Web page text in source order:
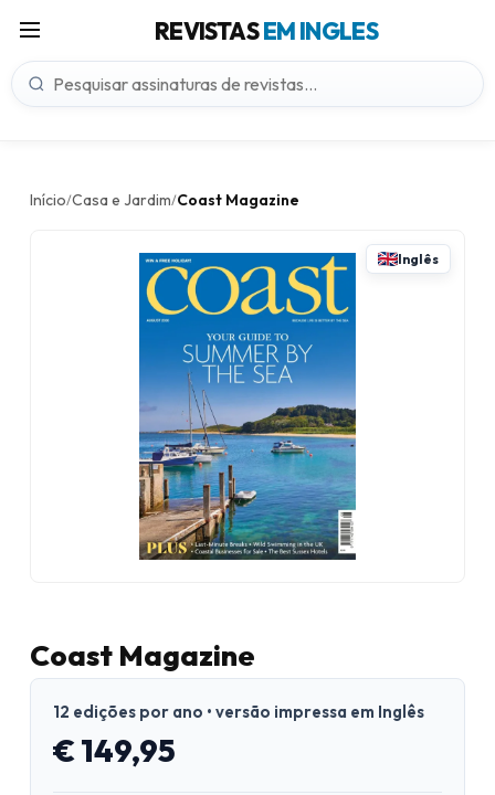
REVISTASEM INGLES
Início/Casa e Jardim/Coast Magazine
Inglês
Coast Magazine
12 edições por ano • versão impressa em Inglês
€ 149,95